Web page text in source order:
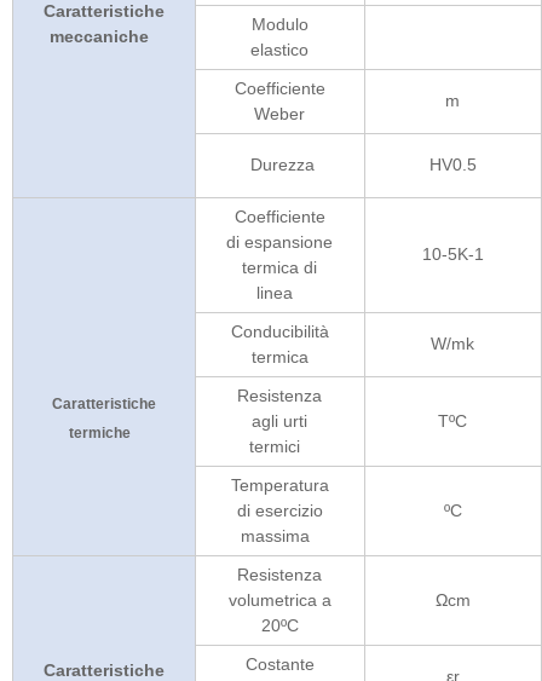
Caratteristiche
meccaniche
Modulo
elastico
Coefficiente
Weber
m
Durezza HV0.5
Caratteristiche
termiche
Coefficiente
di espansione
termica di
linea
10-5K-1
Conducibilità
termica
W/mk
Resistenza
agli urti
termici
TºC
Temperatura
di esercizio
massima
ºC
Caratteristiche
Resistenza
volumetrica a
20ºC
Ωcm
Costante
εr